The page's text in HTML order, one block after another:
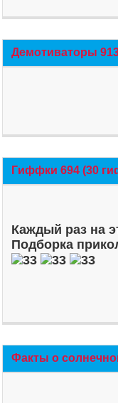
Демотиваторы
Гиффки 694 (30
Каждый раз на
Подборка
Факты о